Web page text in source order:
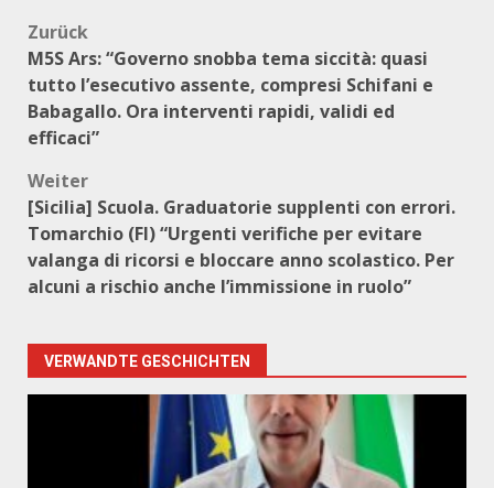
Beitragsnavigation
Zurück
M5S Ars: “Governo snobba tema siccità: quasi
tutto l’esecutivo assente, compresi Schifani e
Babagallo. Ora interventi rapidi, validi ed
efficaci”
Weiter
[Sicilia] Scuola. Graduatorie supplenti con errori.
Tomarchio (FI) “Urgenti verifiche per evitare
valanga di ricorsi e bloccare anno scolastico. Per
alcuni a rischio anche l’immissione in ruolo”
VERWANDTE GESCHICHTEN